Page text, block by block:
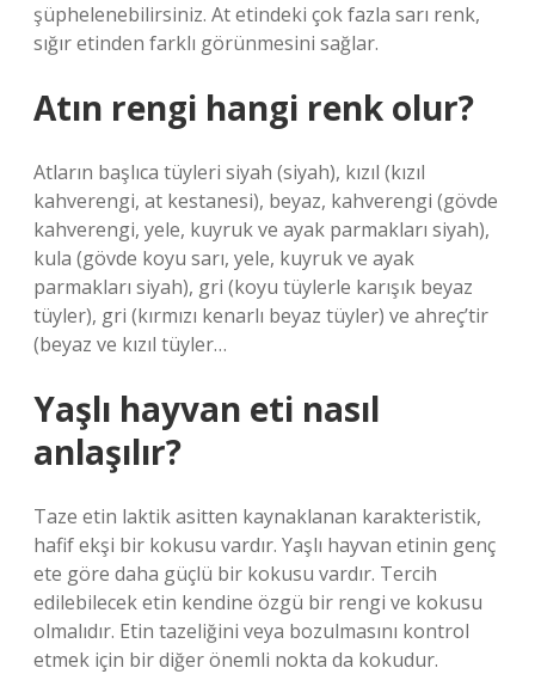
şüphelenebilirsiniz. At etindeki çok fazla sarı renk,
sığır etinden farklı görünmesini sağlar.
Atın rengi hangi renk olur?
Atların başlıca tüyleri siyah (siyah), kızıl (kızıl
kahverengi, at kestanesi), beyaz, kahverengi (gövde
kahverengi, yele, kuyruk ve ayak parmakları siyah),
kula (gövde koyu sarı, yele, kuyruk ve ayak
parmakları siyah), gri (koyu tüylerle karışık beyaz
tüyler), gri (kırmızı kenarlı beyaz tüyler) ve ahreç’tir
(beyaz ve kızıl tüyler…
Yaşlı hayvan eti nasıl
anlaşılır?
Taze etin laktik asitten kaynaklanan karakteristik,
hafif ekşi bir kokusu vardır. Yaşlı hayvan etinin genç
ete göre daha güçlü bir kokusu vardır. Tercih
edilebilecek etin kendine özgü bir rengi ve kokusu
olmalıdır. Etin tazeliğini veya bozulmasını kontrol
etmek için bir diğer önemli nokta da kokudur.